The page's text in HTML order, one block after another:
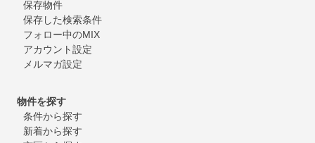
保存物件
保存した検索条件
フォロー中のMIX
アカウント設定
メルマガ設定
物件を探す
条件から探す
新着から探す